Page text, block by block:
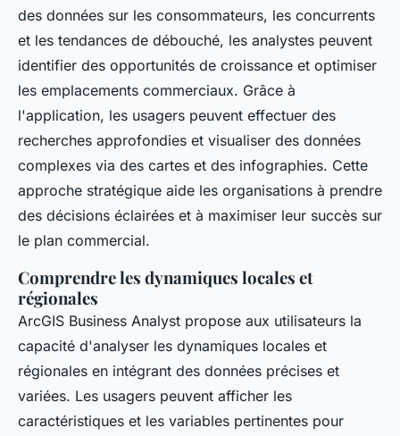
des données sur les consommateurs, les concurrents
et les tendances de débouché, les analystes peuvent
identifier des opportunités de croissance et optimiser
les emplacements commerciaux. Grâce à
l'application, les usagers peuvent effectuer des
recherches approfondies et visualiser des données
complexes via des cartes et des infographies. Cette
approche stratégique aide les organisations à prendre
des décisions éclairées et à maximiser leur succès sur
le plan commercial.
Comprendre les dynamiques locales et
régionales
ArcGIS Business Analyst propose aux utilisateurs la
capacité d'analyser les dynamiques locales et
régionales en intégrant des données précises et
variées. Les usagers peuvent afficher les
caractéristiques et les variables pertinentes pour